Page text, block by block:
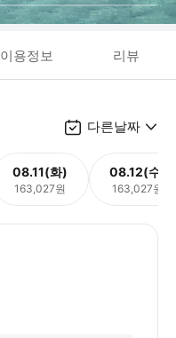
이용정보 리뷰
다른날짜
08.11(화)
163,027원
08.12(수)
163,027원